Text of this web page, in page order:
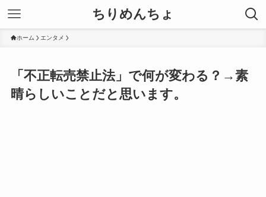
ちりめんちょ
ホーム エンタメ
「不正転売禁止法」で何が変わる？→素
晴らしいことだと思います。